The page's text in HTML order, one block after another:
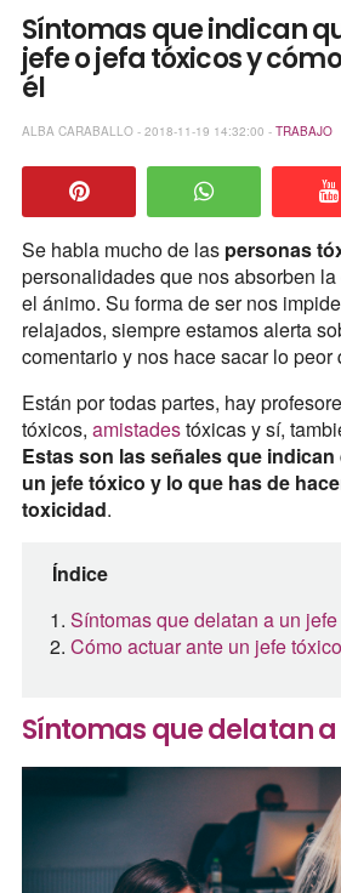
Síntomas que indican
jefe o jefa tóxicos y
él
ALBA CARABALLO - 2018-11-19 14:32:00 - TRABAJO
Se habla mucho de las personas
personalidades que nos absorben
el ánimo. Su forma de ser nos
relajados, siempre estamos alerta
comentario y nos hace sacar lo peor
Están por todas partes, hay
tóxicos, amistadestóxicas y sí,
Estas son las señales que
un jefe tóxico y lo que has de
toxicidad.
Índice
Síntomas que delatan a un
Cómo actuar ante un jefe tóxico
Síntomas que delatan